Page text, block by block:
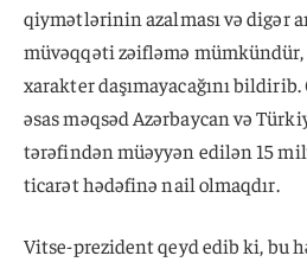
qiymətlərinin azalması və digər
müvəqqəti zəifləmə
xarakter daşımayacağını
əsas məqsəd Azərbaycan və
tərəfindən müəyyən edilən 15
ticarət hədəfinə nail olmaqdır.
Vitse-prezident qeyd edib ki, bu